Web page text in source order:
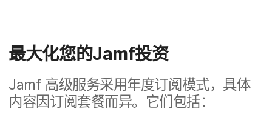
最​大化​您​的Jamf投资
Jamf 高级​服务​采用​年​度​订阅​模式，​具体​
内容​因订​阅​套餐​而​异。​它们​包括：